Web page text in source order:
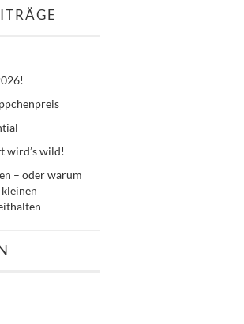
wird’s wild!
– oder warum